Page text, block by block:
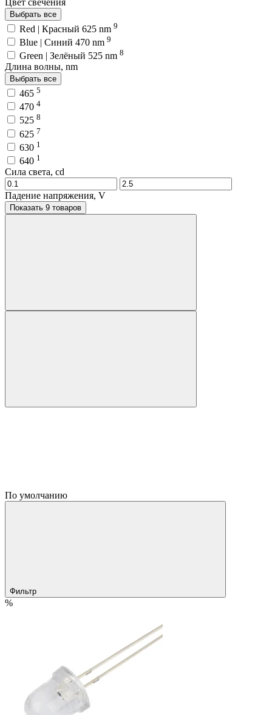
Цвет свечения
Выбрать все
Red | Красный 625 nm 9
Blue | Синий 470 nm 9
Green | Зелёный 525 nm 8
Длина волны, nm
Выбрать все
465 5
470 4
525 8
625 7
630 1
640 1
Сила света, cd
Падение напряжения, V
Показать 9 товаров
По умолчанию
Фильтр
%